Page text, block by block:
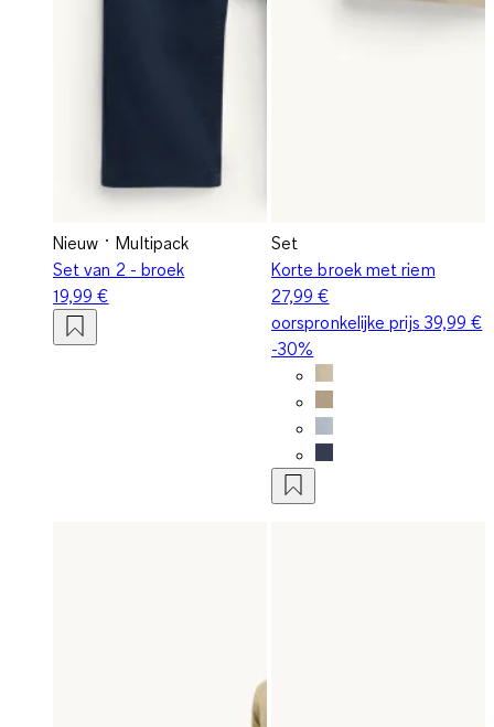
Nieuw
Multipack
Set van 2 - broek
19,99 €
Set
Korte broek met riem
27,99 €
oorspronkelijke prijs 39,99 €
-30%